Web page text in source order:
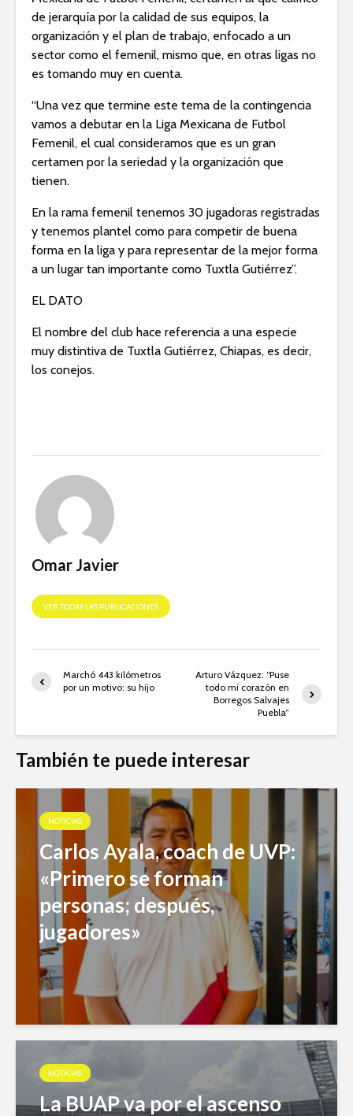
de jerarquía por la calidad de sus equipos, la
organización y el plan de trabajo, enfocado a un
sector como el femenil, mismo que, en otras ligas no
es tomando muy en cuenta.
“Una vez que termine este tema de la contingencia
vamos a debutar en la Liga Mexicana de Futbol
Femenil, el cual consideramos que es un gran
certamen por la seriedad y la organización que
tienen.
En la rama femenil tenemos 30 jugadoras registradas
y tenemos plantel como para competir de buena
forma en la liga y para representar de la mejor forma
a un lugar tan importante como Tuxtla Gutiérrez”.
EL DATO
El nombre del club hace referencia a una especie
muy distintiva de Tuxtla Gutiérrez, Chiapas, es decir,
los conejos.
Omar Javier
VER TODAS LAS PUBLICACIONES
Marchó 443 kilómetros
por un motivo: su hijo
Arturo Vázquez: “Puse
todo mi corazón en
Borregos Salvajes
Puebla”
También te puede interesar
NOTICIAS
Carlos Ayala, coach de UVP:
«Primero se forman
personas; después,
jugadores»
NOTICIAS
La BUAP va por el ascenso